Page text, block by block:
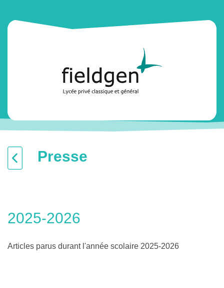
Presse
2025-2026
Articles parus durant l'année scolaire 2025-2026